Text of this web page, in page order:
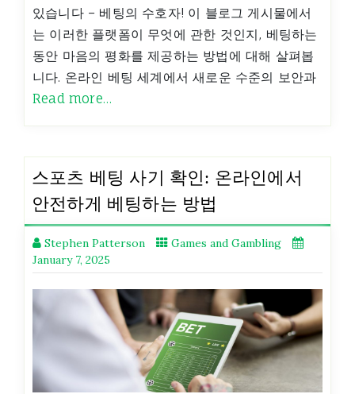
있습니다 – 베팅의 수호자! 이 블로그 게시물에서
는 이러한 플랫폼이 무엇에 관한 것인지, 베팅하는
동안 마음의 평화를 제공하는 방법에 대해 살펴봅
니다. 온라인 베팅 세계에서 새로운 수준의 보안과
Read more…
스포츠 베팅 사기 확인: 온라인에서
안전하게 베팅하는 방법
Stephen Patterson
Games and Gambling
January 7, 2025